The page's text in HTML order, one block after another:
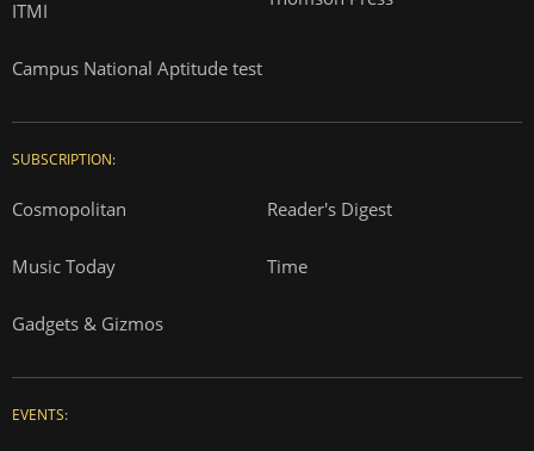
ITMI
Campus National Aptitude test
SUBSCRIPTION:
Cosmopolitan Reader's Digest
Music Today Time
Gadgets & Gizmos
EVENTS: